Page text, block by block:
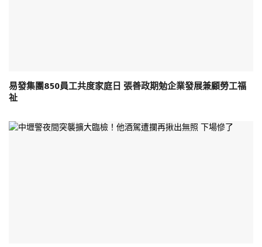
易發集團850員工共度家庭日 張善政期勉企業發展兼顧勞工福
祉